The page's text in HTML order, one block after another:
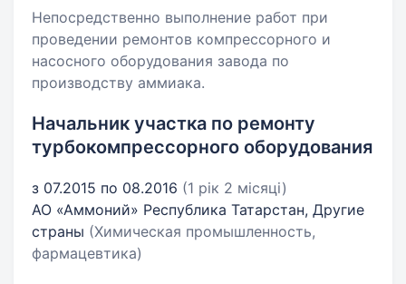
Непосредственно выполнение работ при
проведении ремонтов компрессорного и
насосного оборудования завода по
производству аммиака.
Начальник участка по ремонту
турбокомпрессорного оборудования
з 07.2015 по 08.2016 (1 рік 2 місяці)
АО «Аммоний» Республика Татарстан, Другие
страны (Химическая промышленность,
фармацевтика)